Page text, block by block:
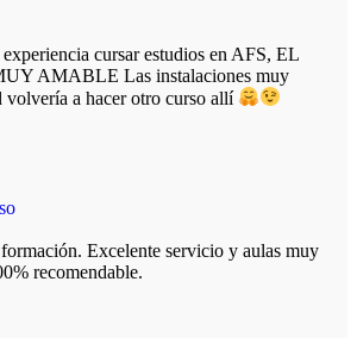
cursar estudios en AFS, EL
AMABLE Las instalaciones muy
volvería a hacer otro curso allí
Excelente servicio y aulas muy
recomendable.